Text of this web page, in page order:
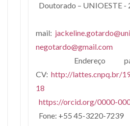
Doutorado – UNIOESTE -
mail:
negotardo@gmail.com
Endereço
CV: http://lattes.cnpq.br/
18
https://orcid.org/0000-
Fone: +55 45-3220-7239